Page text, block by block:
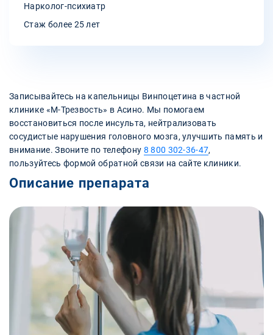
Нарколог-психиатр
Стаж более 25 лет
Записывайтесь на капельницы Винпоцетина в частной
клинике «М-Трезвость» в Асино. Мы помогаем
восстановиться после инсульта, нейтрализовать
сосудистые нарушения головного мозга, улучшить память и
внимание. Звоните по телефону 8 800 302-36-47,
пользуйтесь формой обратной связи на сайте клиники.
Описание препарата